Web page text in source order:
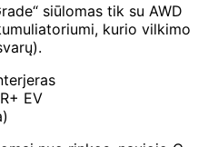
siūlomas tik su AWD
kurio vilkimo
EV